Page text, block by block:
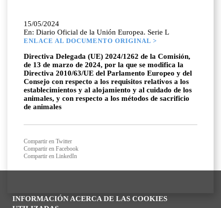
INFORMACIÓN ACERCA DE LAS COOKIES
15/05/2024
En: Diario Oficial de la Unión Europea. Serie L
ENLACE AL DOCUMENTO ORIGINAL >
Directiva Delegada (UE) 2024/1262 de la Comisión,
de 13 de marzo de 2024, por la que se modifica la
Directiva 2010/63/UE del Parlamento Europeo y del
Consejo con respecto a los requisitos relativos a los
establecimientos y al alojamiento y al cuidado de los
animales, y con respecto a los métodos de sacrificio
de animales
Compartir en Twitter
Compartir en Facebook
Compartir en LinkedIn